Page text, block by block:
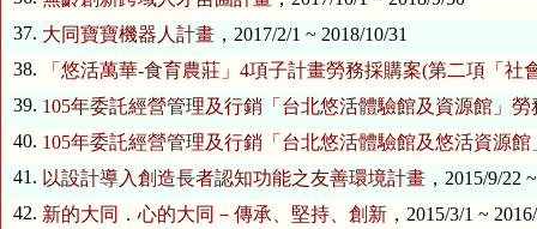
37. 大同寶寶機器人計畫 ，2017/2/1 ~ 2018/10/31
38.
「悠活萬華-食育農莊」4項子計畫勞務採購案(第二項「社
39. 105年委託經營管理及行銷「台北悠活體驗館及資源館」勞
40. 105年委託經營管理及行銷「台北悠活體驗館及悠活資源館
41. 以設計導入創造長者認知功能之友善環境計畫 ，2015/9/22
42. 新的大同．心的大同－傳承、堅持、創新 ，2015/3/1 ~